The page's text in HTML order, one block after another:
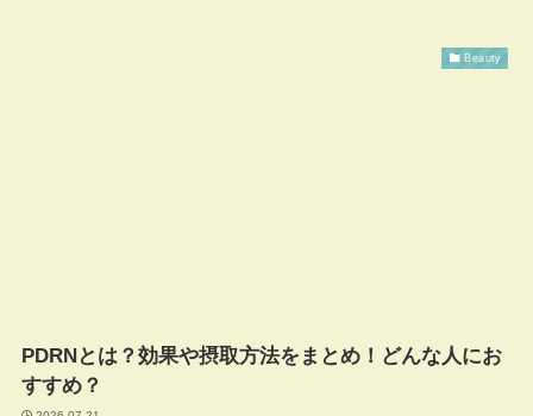
Beauty
PDRNとは？効果や摂取方法をまとめ！どんな人にお
すすめ？